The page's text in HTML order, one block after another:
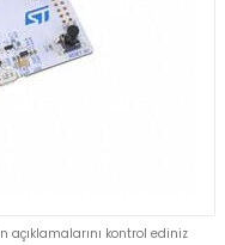
kontrol ediniz